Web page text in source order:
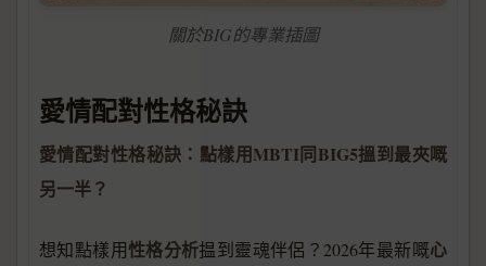
關於BIG的專業插圖
愛情配對性格秘訣
愛情配對性格秘訣：點樣用MBTI同BIG5搵到最夾嘅
另一半？
想知點樣用性格分析揾到靈魂伴侶？2026年最新嘅心